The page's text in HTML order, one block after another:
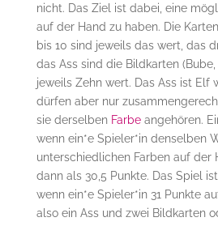
nicht. Das Ziel ist dabei, eine
auf der Hand zu haben. Die
bis 10 sind jeweils das wert, das
das Ass sind die Bildkarten
jeweils Zehn wert. Das Ass ist Elf
dürfen aber nur
sie derselben Farbeangehören.
wenn ein*e Spieler*in denselben
unterschiedlichen Farben auf der
dann als 30,5 Punkte. Das Spiel
wenn ein*e Spieler*in 31 Punkte
also ein Ass und zwei Bildkarten